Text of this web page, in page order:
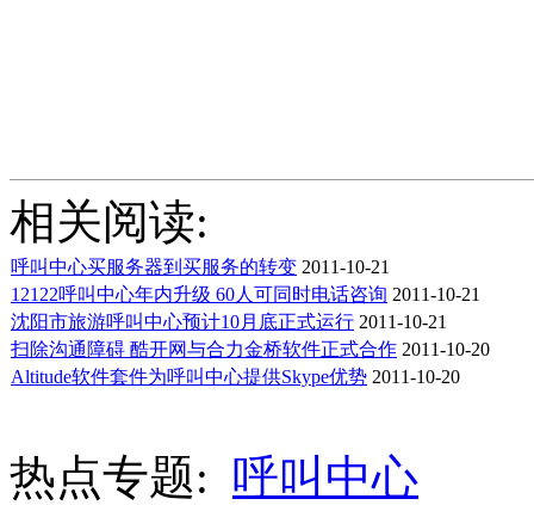
相关阅读:
呼叫中心买服务器到买服务的转变 2011-10-21
12122呼叫中心年内升级 60人可同时电话咨询 2011-10-21
沈阳市旅游呼叫中心预计10月底正式运行 2011-10-21
扫除沟通障碍 酷开网与合力金桥软件正式合作 2011-10-20
Altitude软件套件为呼叫中心提供Skype优势 2011-10-20
热点专题: 呼叫中心